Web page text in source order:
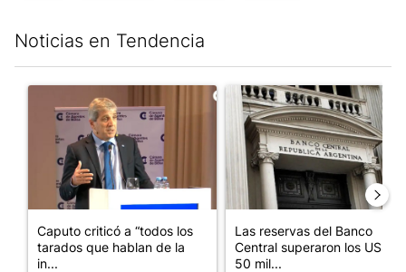
Noticias en Tendencia
Un artículo de tendencia con el título "Caputo criticó a “todos
Caputo criticó a “todos los
tarados que hablan de la
in...
Un artículo de tendencia
Las reservas del Banco
Central superaron los US$
50 mil...